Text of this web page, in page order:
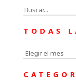
Buscar:
TODAS
Todas